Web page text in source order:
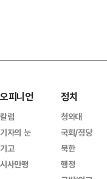
오피니언
칼럼
기자의 눈
기고
시사만평
정치
청와대
국회/정당
북한
행정